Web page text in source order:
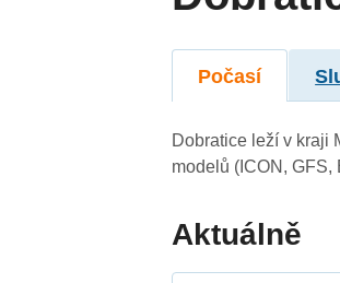
Počasí
Dobratice leží v kraji
modelů (ICON,
Aktuálně